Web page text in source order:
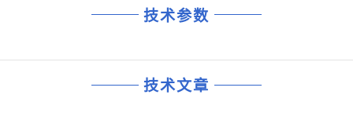
技术参数
技术文章